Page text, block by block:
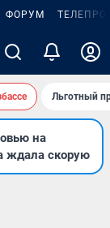
ФОРУМ
Льготный
на
ждала скорую